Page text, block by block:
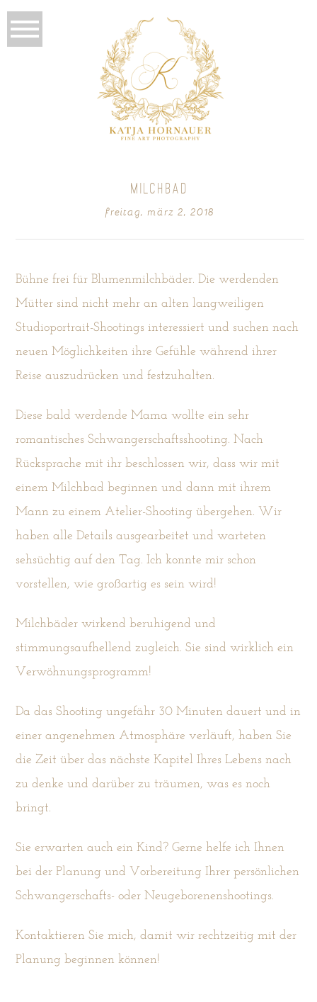
MILCHBAD
freitag, märz 2, 2018
Bühne frei für Blumenmilchbäder. Die werdenden
Mütter sind nicht mehr an alten langweiligen
Studioportrait-Shootings interessiert und suchen nach
neuen Möglichkeiten ihre Gefühle während ihrer
Reise auszudrücken und festzuhalten.
Diese bald werdende Mama wollte ein sehr
romantisches Schwangerschaftsshooting. Nach
Rücksprache mit ihr beschlossen wir, dass wir mit
einem Milchbad beginnen und dann mit ihrem
Mann zu einem Atelier-Shooting übergehen. Wir
haben alle Details ausgearbeitet und warteten
sehsüchtig auf den Tag. Ich konnte mir schon
vorstellen, wie großartig es sein wird!
Milchbäder wirkend beruhigend und
stimmungsaufhellend zugleich. Sie sind wirklich ein
Verwöhnungsprogramm!
Da das Shooting ungefähr 30 Minuten dauert und in
einer angenehmen Atmosphäre verläuft, haben Sie
die Zeit über das nächste Kapitel Ihres Lebens nach
zu denke und darüber zu träumen, was es noch
bringt.
Sie erwarten auch ein Kind? Gerne helfe ich Ihnen
bei der Planung und Vorbereitung Ihrer persönlichen
Schwangerschafts- oder Neugeborenenshootings.
Kontaktieren Sie mich, damit wir rechtzeitig mit der
Planung beginnen können!